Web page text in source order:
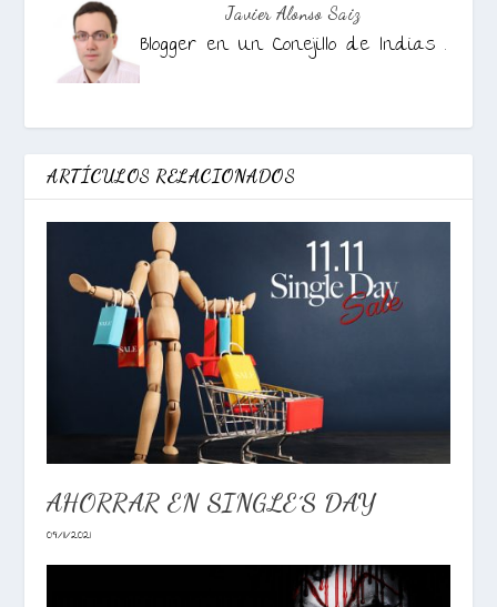
Javier Alonso Saiz
Blogger en Un Conejillo de Indias .
ARTÍCULOS RELACIONADOS
AHORRAR EN SINGLE´S DAY
09/11/2021